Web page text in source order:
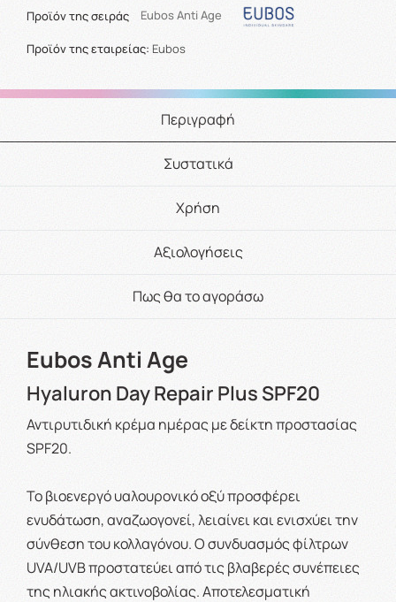
Προϊόν της σειράς Eubos Anti Age
Προϊόν της εταιρείας: Eubos
Περιγραφή
Συστατικά
Χρήση
Αξιολογήσεις
Πως θα το αγοράσω
Eubos Anti Age
Hyaluron Day Repair Plus SPF20
Αντιρυτιδική κρέμα ημέρας με δείκτη προστασίας
SPF20.
Το βιοενεργό υαλουρονικό οξύ προσφέρει
ενυδάτωση, αναζωογονεί, λειαίνει και ενισχύει την
σύνθεση του κολλαγόνου. Ο συνδυασμός φίλτρων
UVA/UVB προστατεύει από τις βλαβερές συνέπειες
της ηλιακής ακτινοβολίας. Αποτελεσματική